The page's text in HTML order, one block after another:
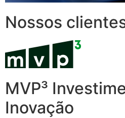
Nossos
MVP³
Inovação